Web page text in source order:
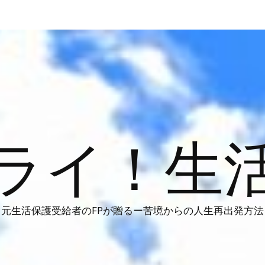
イ！生
元生活保護受給者のFPが贈るー苦境からの人生再出発方法